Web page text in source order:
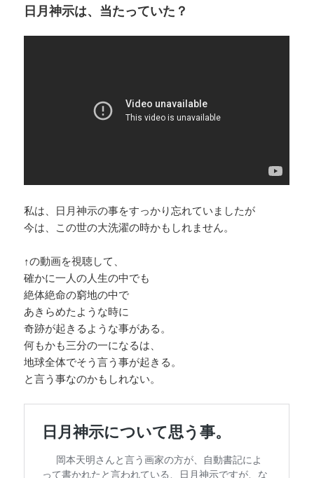
高市早苗総理 やっている事は
緊急事態条項 必須
企業団体 献金 廃止 先送り
幅広い大増税 即
pic.twitter.com/e3MAUcZ7AI
— 369不動 (@N4er5BANKPkQFQe)
November 8, 2025
日月神示は、当たっていた？
私は、日月神示の事をすっかり忘れていましたが
今は、この世の大洗濯の時かもしれません。
↑の動画を視聴して、
確かに一人の人生の中でも
絶体絶命の窮地の中で
あきらめたような時に
奇跡が起きるような事がある。
何もかも三分の一になるは、
地球全体でそう言う事が起きる。
と言う事なのかもしれない。